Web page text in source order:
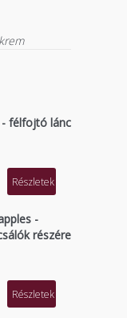
- félfojtó lánc
Részletek
-
részére
Részletek